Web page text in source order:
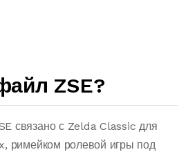
ZSE?
связано с Zelda Classic для
римейком ролевой игры под